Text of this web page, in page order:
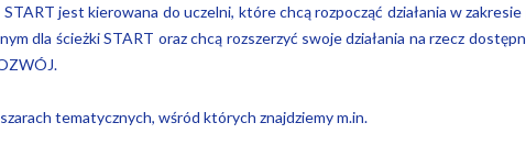
jest kierowana do uczelni, które chcą rozpocząć działania w
dla ścieżki START oraz chcą rozszerzyć swoje działania na rzecz
tematycznych, wśród których znajdziemy m.in.